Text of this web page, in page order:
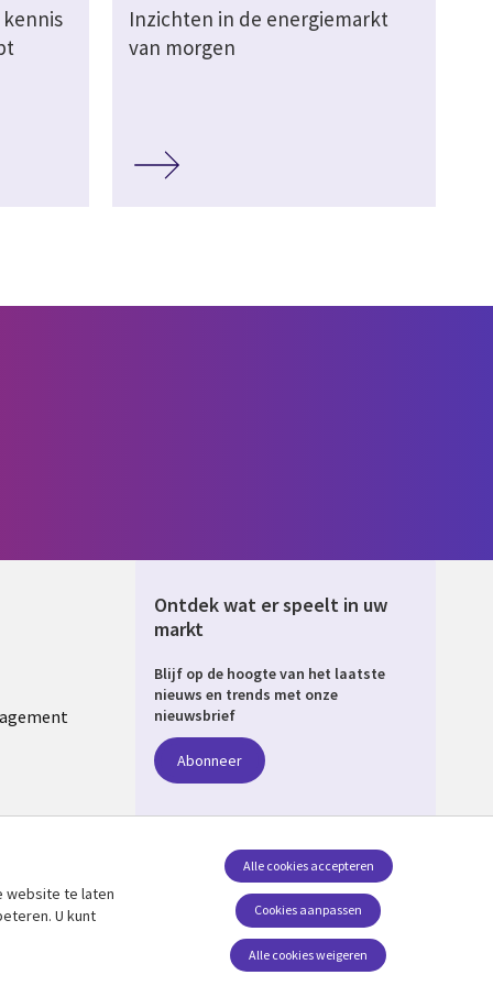
kennis
Inzichten in de energiemarkt
van morgen
Ontdek wat er speelt in uw
markt
Blijf op de hoogte van het laatste
nieuws en trends met onze
nieuwsbrief
Abonneer
Social Media NETHERLANDS
website te laten
U kunt
Cookies aanpassen
Alle cookies accepteren
Alle cookies weigeren